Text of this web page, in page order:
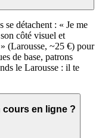
détachent : « Je me
côté visuel et
(Larousse, ~25 €) pour
de base, patrons
le Larousse : il te
cours en ligne ?